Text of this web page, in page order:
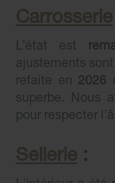
Carrosserie
L’état est
ajustements
refaite en 2026
superbe. Nous
pour respecter
Sellerie :